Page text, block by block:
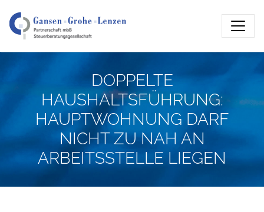
DOPPELTE
HAUSHALTSFÜHRUNG:
HAUPTWOHNUNG DARF
NICHT ZU NAH AN
ARBEITSSTELLE LIEGEN